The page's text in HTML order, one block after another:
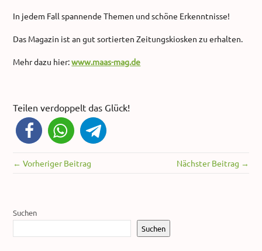
In jedem Fall spannende Themen und schöne Erkenntnisse!
Das Magazin ist an gut sortierten Zeitungskiosken zu erhalten.
Mehr dazu hier:www.maas-mag.de
Teilen verdoppelt das Glück!
← Vorheriger Beitrag Nächster Beitrag →
Suchen
Suchen